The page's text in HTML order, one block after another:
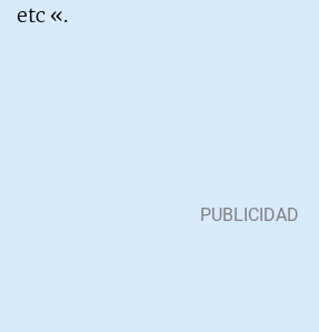
etc «.